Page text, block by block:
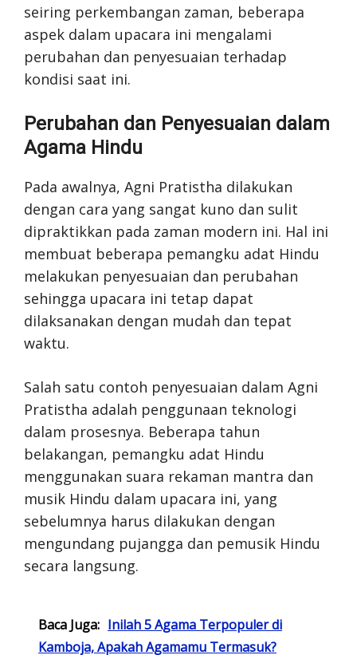
seiring perkembangan zaman, beberapa
aspek dalam upacara ini mengalami
perubahan dan penyesuaian terhadap
kondisi saat ini.
Perubahan dan Penyesuaian dalam
Agama Hindu
Pada awalnya, Agni Pratistha dilakukan
dengan cara yang sangat kuno dan sulit
dipraktikkan pada zaman modern ini. Hal ini
membuat beberapa pemangku adat Hindu
melakukan penyesuaian dan perubahan
sehingga upacara ini tetap dapat
dilaksanakan dengan mudah dan tepat
waktu.
Salah satu contoh penyesuaian dalam Agni
Pratistha adalah penggunaan teknologi
dalam prosesnya. Beberapa tahun
belakangan, pemangku adat Hindu
menggunakan suara rekaman mantra dan
musik Hindu dalam upacara ini, yang
sebelumnya harus dilakukan dengan
mengundang pujangga dan pemusik Hindu
secara langsung.
Baca Juga: Inilah 5 Agama Terpopuler di
Kamboja, Apakah Agamamu Termasuk?